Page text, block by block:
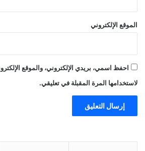
معظم المياه كوكبنا العذبة محتجزة.
العذبة متجمّدة حول القطبين. حيث
السنين.
الموقع الإلكتروني
احفظ اسمي، بريدي الإلكتروني، والموقع
لاستخدامها المرة المقبلة في تعليقي.